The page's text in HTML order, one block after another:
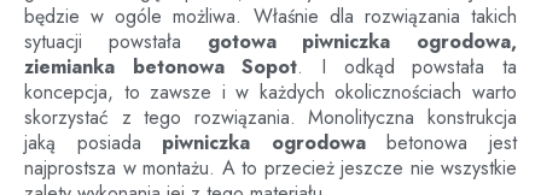
będzie w ogóle możliwa. Właśnie dla rozwiązania takich
sytuacji powstała gotowa piwniczka ogrodowa,
ziemianka betonowaSopot. I odkąd powstała ta
koncepcja, to zawsze i w każdych okolicznościach warto
skorzystać z tego rozwiązania. Monolityczna konstrukcja
jaką posiada piwniczka ogrodowabetonowa jest
najprostsza w montażu. A to przecież jeszcze nie wszystkie